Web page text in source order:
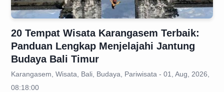
20 Tempat Wisata Karangasem Terbaik:
Panduan Lengkap Menjelajahi Jantung
Budaya Bali Timur
Karangasem, Wisata, Bali, Budaya, Pariwisata - 01, Aug, 2026,
08:18:00